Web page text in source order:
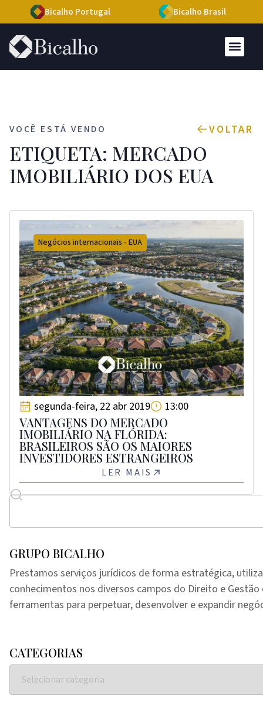
Bicalho Portugal Bicalho Brasil
VOCÊ ESTÁ VENDO VOLTAR
ETIQUETA: MERCADO
IMOBILIÁRIO DOS EUA
Negócios internacionais - EUA
segunda-feira, 22 abr 2019 13:00
VANTAGENS DO MERCADO
IMOBILIÁRIO NA FLÓRIDA:
BRASILEIROS SÃO OS MAIORES
INVESTIDORES ESTRANGEIROS
LER MAIS
GRUPO BICALHO
Prestamos serviços jurídicos de forma estratégica,
conhecimentos nos diversos campos do Direito e
ferramentas para perpetuar, desenvolver e expandir
CATEGORIAS